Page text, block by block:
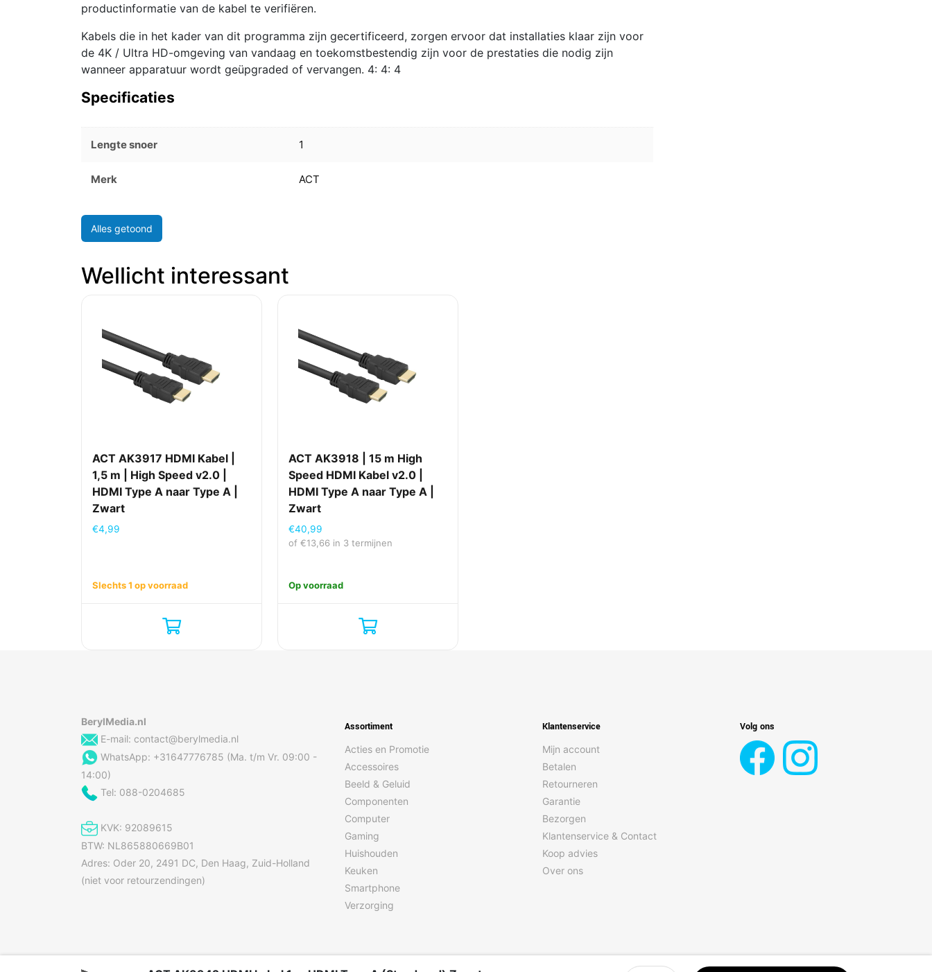
productinformatie van de kabel te verifiëren.
Kabels die in het kader van dit programma zijn gecertificeerd, zorgen ervoor dat installaties klaar zijn voor
de 4K / Ultra HD-omgeving van vandaag en toekomstbestendig zijn voor de prestaties die nodig zijn
wanneer apparatuur wordt geüpgraded of vervangen. 4: 4: 4
Specificaties
Lengte snoer 1
Merk ACT
Alles getoond
Wellicht interessant
ACT AK3917 HDMI Kabel |
1,5 m | High Speed v2.0 |
HDMI Type A naar Type A |
Zwart
€4,99
Slechts 1 op voorraad
ACT AK3918 | 15 m High
Speed HDMI Kabel v2.0 |
HDMI Type A naar Type A |
Zwart
€40,99
of€13,66 in 3 termijnen
Op voorraad
BerylMedia.nl
E-mail: contact@berylmedia.nl
WhatsApp: +31647776785 (Ma. t/m Vr. 09:00 -
14:00)
Tel: 088-0204685
KVK: 92089615
BTW: NL865880669B01
Adres: Oder 20, 2491 DC, Den Haag, Zuid-Holland
(niet voor retourzendingen)
Assortiment
Acties en Promotie
Accessoires
Beeld & Geluid
Componenten
Computer
Gaming
Huishouden
Keuken
Smartphone
Verzorging
Klantenservice
Mijn account
Betalen
Retourneren
Garantie
Bezorgen
Klantenservice & Contact
Koop advies
Over ons
Volg ons